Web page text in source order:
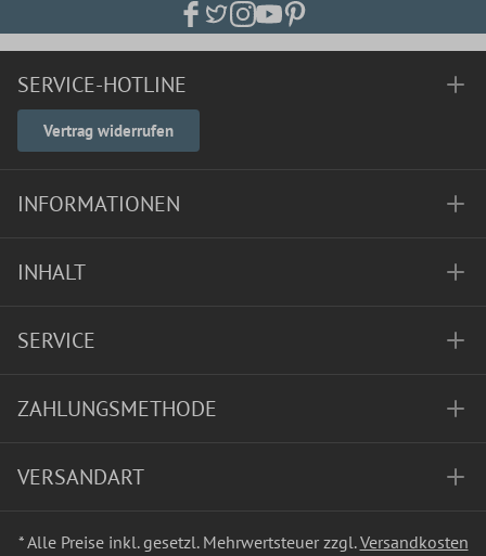
SERVICE-HOTLINE
Vertrag widerrufen
INFORMATIONEN
INHALT
SERVICE
ZAHLUNGSMETHODE
VERSANDART
* Alle Preise inkl. gesetzl. Mehrwertsteuer zzgl.Versandkosten